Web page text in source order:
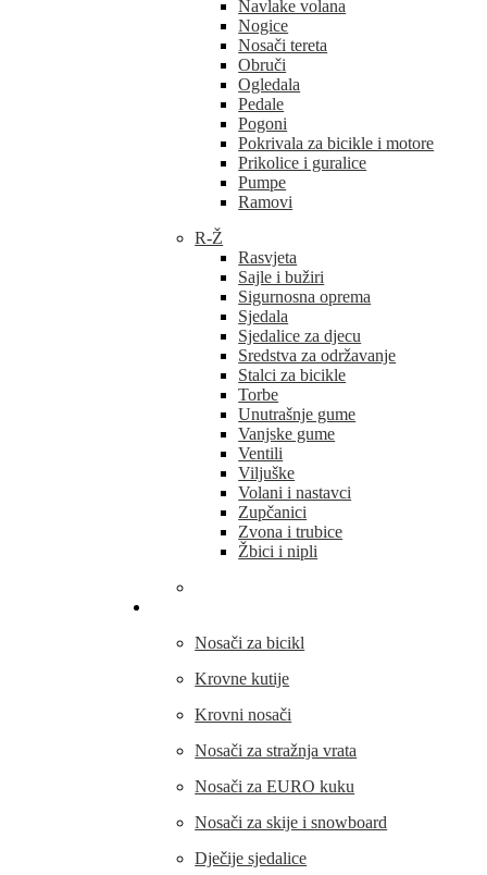
Navlake volana
Nogice
Nosači tereta
Obruči
Ogledala
Pedale
Pogoni
Pokrivala za bicikle i motore
Prikolice i guralice
Pumpe
Ramovi
R-Ž
Rasvjeta
Sajle i bužiri
Sigurnosna oprema
Sjedala
Sjedalice za djecu
Sredstva za održavanje
Stalci za bicikle
Torbe
Unutrašnje gume
Vanjske gume
Ventili
Viljuške
Volani i nastavci
Zupčanici
Zvona i trubice
Žbici i nipli
Nosači za bicikl
Krovne kutije
Krovni nosači
Nosači za stražnja vrata
Nosači za EURO kuku
Nosači za skije i snowboard
Dječije sjedalice